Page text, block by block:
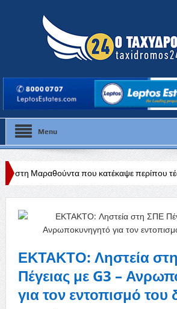
Menu
που κατέκαψε περίπου τέσσερα εκτάρια, θα
ΕΚΤΑΚΤΟ: Ληστεία
Πέγειας με G3 –
για τον εντοπισμό του